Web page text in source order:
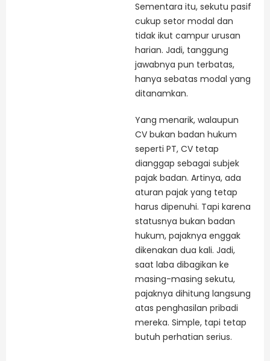
Sementara itu, sekutu pasif
cukup setor modal dan
tidak ikut campur urusan
harian. Jadi, tanggung
jawabnya pun terbatas,
hanya sebatas modal yang
ditanamkan.
Yang menarik, walaupun
CV bukan badan hukum
seperti PT, CV tetap
dianggap sebagai subjek
pajak badan. Artinya, ada
aturan pajak yang tetap
harus dipenuhi. Tapi karena
statusnya bukan badan
hukum, pajaknya enggak
dikenakan dua kali. Jadi,
saat laba dibagikan ke
masing-masing sekutu,
pajaknya dihitung langsung
atas penghasilan pribadi
mereka. Simple, tapi tetap
butuh perhatian serius.